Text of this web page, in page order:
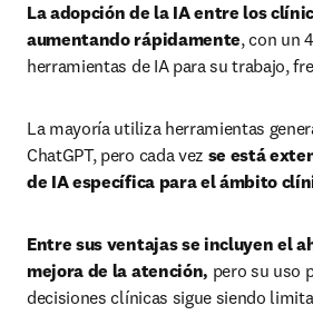
La adopción de la IA entre los
aumentando rápidamente, con un
herramientas de IA para su trabajo,
La mayoría utiliza herramientas
ChatGPT, pero cada vez se está
de IA específica para el ámbito
Entre sus ventajas se incluyen el
mejora de la atención, pero su uso
decisiones clínicas sigue siendo